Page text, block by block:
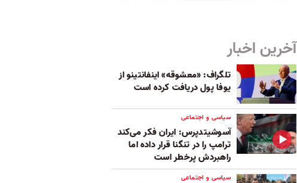
آخرین اخبار
تلگراف: «معشوقه» اینفانتینو از
یوفا پول دریافت کرده است
سیاسی و اجتماعی
آسوشیتدپرس: ایران فکر می‌کند
ترامپ را در تنگنا قرار داده‌ اما
راهبردش پرخطر است
سیاسی و اجتماعی